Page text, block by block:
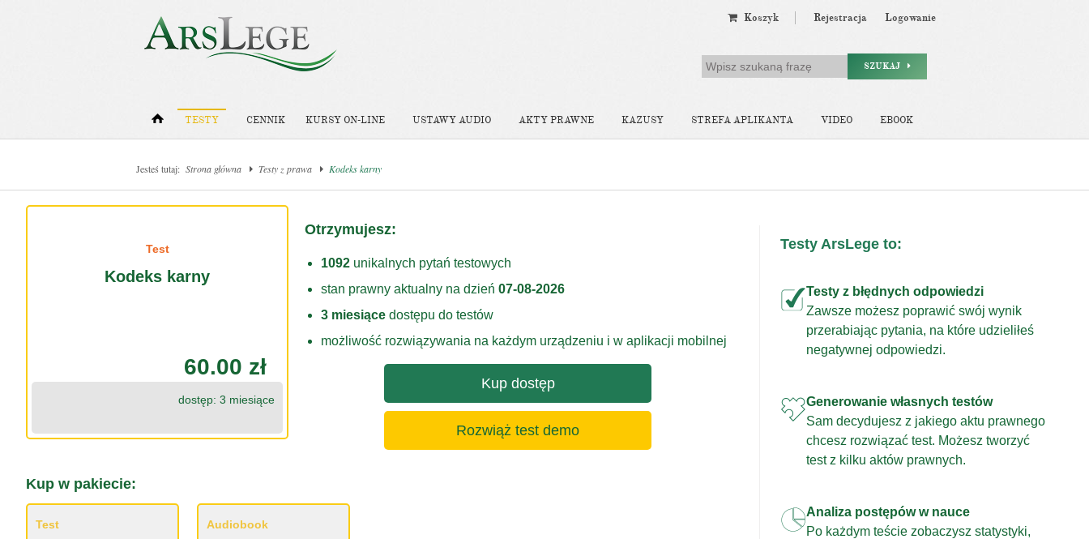
Koszyk Rejestracja Logowanie
SZUKAJ
TESTY CENNIK KURSY ON-LINE USTAWY AUDIO AKTY PRAWNE KAZUSY STREFA APLIKANTA VIDEO EBOOK
Jesteś tutaj: Strona główna Testy z prawa Kodeks karny
Test
Kodeks karny
60.00 zł
dostęp: 3 miesiące
Otrzymujesz:
1092 unikalnych pytań testowych
stan prawny aktualny na dzień 07-08-2026
3 miesiące dostępu do testów
możliwość rozwiązywania na każdym urządzeniu i w aplikacji mobilnej
Kup dostęp
Rozwiąż test demo
Kup w pakiecie:
Test Audiobook
Testy ArsLege to:
Testy z błędnych odpowiedzi
Zawsze możesz poprawić swój wynik
przerabiając pytania, na które udzieliłeś
negatywnej odpowiedzi.
Generowanie własnych testów
Sam decydujesz z jakiego aktu prawnego
chcesz rozwiązać test. Możesz tworzyć
test z kilku aktów prawnych.
Analiza postępów w nauce
Po każdym teście zobaczysz statystyki,